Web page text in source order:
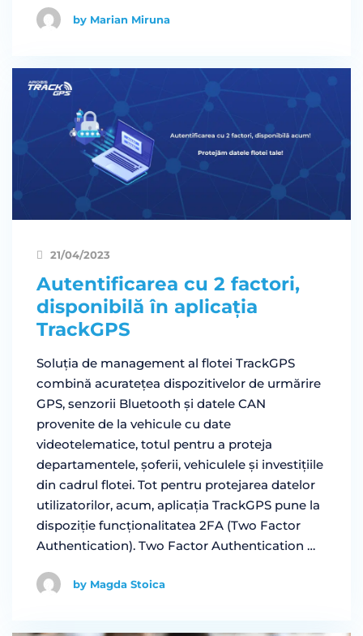
by Marian Miruna
21/04/2023
Autentificarea cu 2 factori,
disponibilă în aplicația
TrackGPS
Soluția de management al flotei TrackGPS
combină acuratețea dispozitivelor de urmărire
GPS, senzorii Bluetooth și datele CAN
provenite de la vehicule cu date
videotelematice, totul pentru a proteja
departamentele, șoferii, vehiculele și investițiile
din cadrul flotei. Tot pentru protejarea datelor
utilizatorilor, acum, aplicația TrackGPS pune la
dispoziție funcționalitatea 2FA (Two Factor
Authentication). Two Factor Authentication …
by Magda Stoica